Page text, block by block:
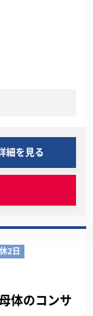
細を見る
2日
体のコンサ